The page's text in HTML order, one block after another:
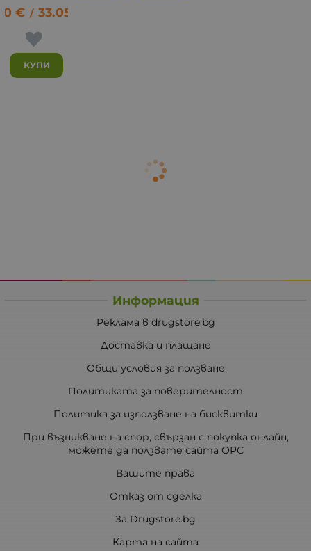
€ / 33.05
КУПИ
Информация
Реклама в drugstore.bg
Доставка и плащане
Общи условия за ползване
Политиката за поверителност
Политика за използване на бисквитки
При възникване на спор, свързан с покупка онлайн,
можете да ползвате сайта ОРС
Вашите права
Отказ от сделка
За Drugstore.bg
Карта на сайта